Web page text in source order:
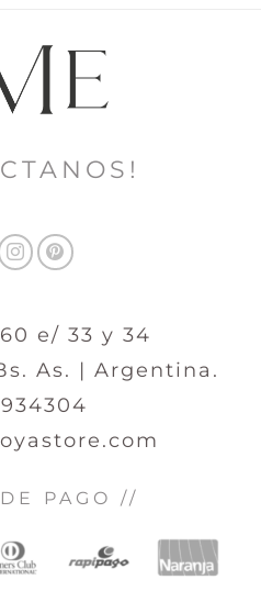
e/ 33 y 34
As. | Argentina.
PAGO //